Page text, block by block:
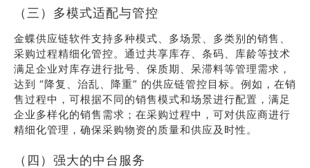
（三）多模式适配与管控
金蝶供应链软件支持多种模式、多场景、多类别的销售、
采购过程精细化管控。通过共享库存、条码、库龄等技术
满足企业对库存进行批号、保质期、呆滞料等管理需求，
达到 “降复、治乱、降重” 的供应链管控目标。例如，在销
售过程中，可根据不同的销售模式和场景进行配置，满足
企业多样化的销售需求；在采购过程中，可对供应商进行
精细化管理，确保采购物资的质量和供应及时性。
（四）强大的中台服务